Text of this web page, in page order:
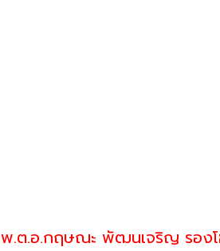
พ.ต.อ.กฤษณะ พัฒนเจริญ รองโ